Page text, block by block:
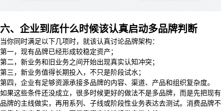
六、企业到底什么时候该认真启动多品牌判断
当你同时满足以下几项时，就该认真讨论品牌架构：
第一，现有品牌已经形成较稳定资产；
第二，新业务和旧业务之间开始出现真实认知冲突；
第三，新业务值得长期投入，不只是阶段试水；
第四，企业有足够资源承接多品牌的内容、渠道、产品和组织复杂度。
如果这些条件还没成立，很多时候更好的做法不是多品牌，而是先把现有
品牌的主线做实，再用系列、子线或阶段性业务表达去测试。消费品牌不